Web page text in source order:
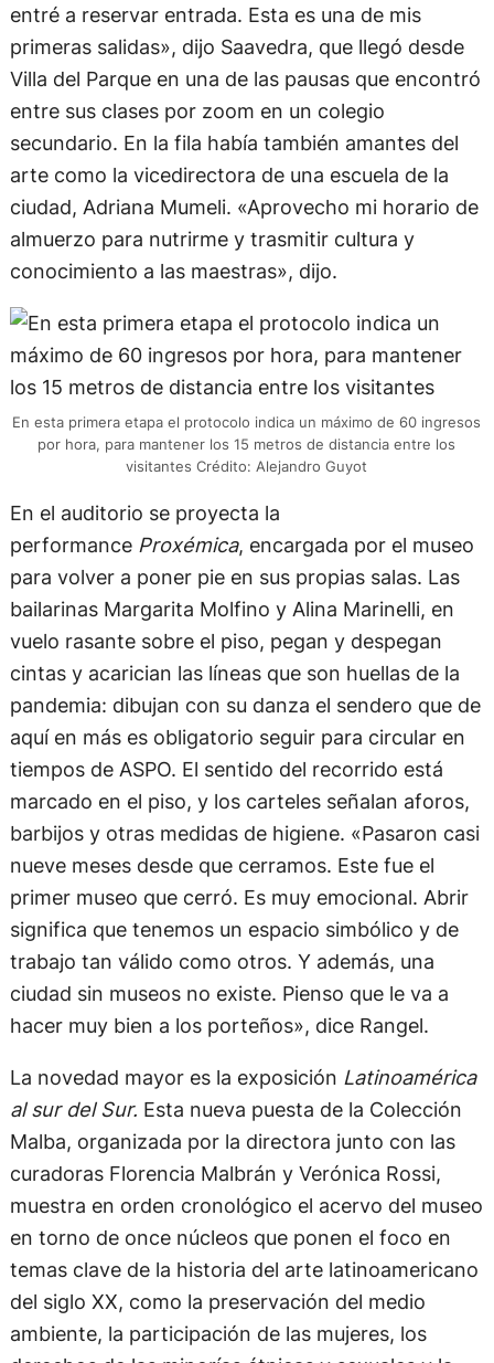
entré a reservar entrada. Esta es una de mis
primeras salidas», dijo Saavedra, que llegó desde
Villa del Parque en una de las pausas que encontró
entre sus clases por zoom en un colegio
secundario. En la fila había también amantes del
arte como la vicedirectora de una escuela de la
ciudad, Adriana Mumeli. «Aprovecho mi horario de
almuerzo para nutrirme y trasmitir cultura y
conocimiento a las maestras», dijo.
En esta primera etapa el protocolo indica un máximo de 60 ingresos
por hora, para mantener los 15 metros de distancia entre los
visitantes Crédito: Alejandro Guyot
En el auditorio se proyecta la
performance Proxémica, encargada por el museo
para volver a poner pie en sus propias salas. Las
bailarinas Margarita Molfino y Alina Marinelli, en
vuelo rasante sobre el piso, pegan y despegan
cintas y acarician las líneas que son huellas de la
pandemia: dibujan con su danza el sendero que de
aquí en más es obligatorio seguir para circular en
tiempos de ASPO. El sentido del recorrido está
marcado en el piso, y los carteles señalan aforos,
barbijos y otras medidas de higiene. «Pasaron casi
nueve meses desde que cerramos. Este fue el
primer museo que cerró. Es muy emocional. Abrir
significa que tenemos un espacio simbólico y de
trabajo tan válido como otros. Y además, una
ciudad sin museos no existe. Pienso que le va a
hacer muy bien a los porteños», dice Rangel.
La novedad mayor es la exposición Latinoamérica
al sur del Sur. Esta nueva puesta de la Colección
Malba, organizada por la directora junto con las
curadoras Florencia Malbrán y Verónica Rossi,
muestra en orden cronológico el acervo del museo
en torno de once núcleos que ponen el foco en
temas clave de la historia del arte latinoamericano
del siglo XX, como la preservación del medio
ambiente, la participación de las mujeres, los